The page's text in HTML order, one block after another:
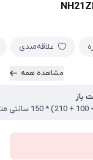
علاقه‌مندی
مشاهده همه
باز